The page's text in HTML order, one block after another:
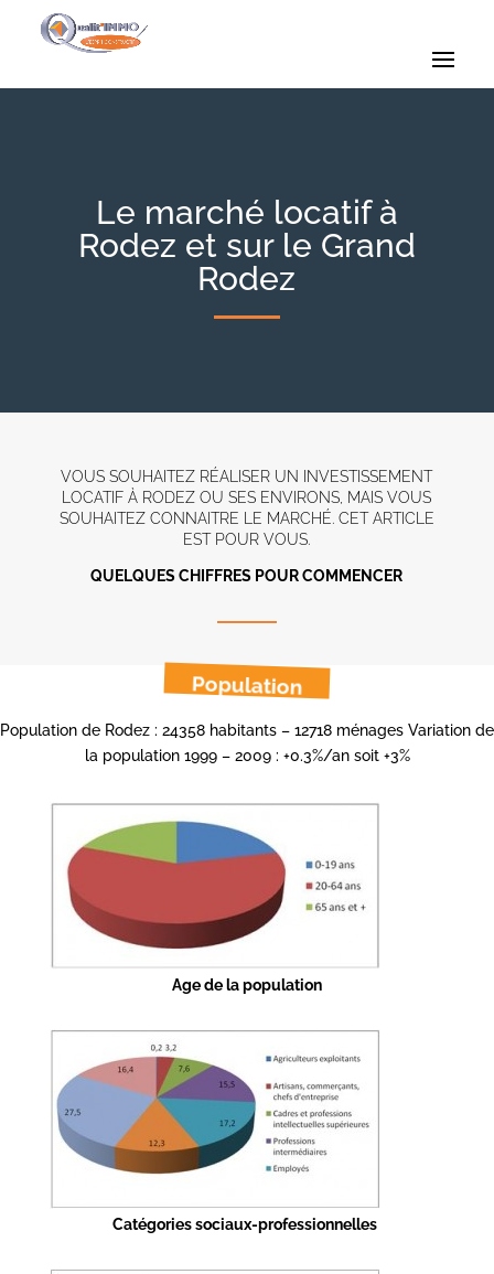
Le marché locatif à
Rodez et sur le Grand
Rodez
VOUS SOUHAITEZ RÉALISER UN INVESTISSEMENT
LOCATIF À RODEZ OU SES ENVIRONS, MAIS VOUS
SOUHAITEZ CONNAITRE LE MARCHÉ. CET ARTICLE
EST POUR VOUS.
QUELQUES CHIFFRES POUR COMMENCER
Population
Population de Rodez : 24358 habitants – 12718 ménages Variation de
la population 1999 – 2009 : +0.3%/an soit +3%
Age de la population
Catégories sociaux-professionnelles